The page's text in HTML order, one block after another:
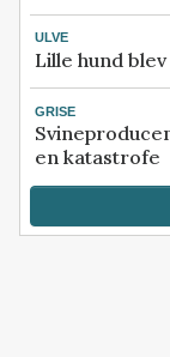
ULVE
Lille hund
GRISE
en katastrofe